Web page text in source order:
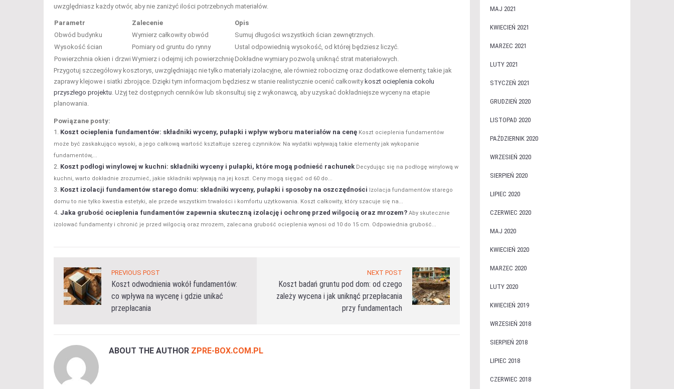
uwzględniasz każdy otwór, aby nie zaniżyć ilości potrzebnych materiałów.
Parametr Zalecenie
Opis
Obwód budynku
Wymierz całkowity obwód
Sumuj długości wszystkich ścian zewnętrznych.
Wysokość ścian
Pomiary od gruntu do rynny
Ustal odpowiednią wysokość, od której będziesz liczyć.
Powierzchnia okien i drzwi Wymierz i odejmij ich powierzchnięDokładne wymiary pozwolą uniknąć strat materiałowych.
Przygotuj szczegółowy kosztorys, uwzględniając nie tylko materiały izolacyjne, ale również robociznę oraz dodatkowe elementy, takie jak
zaprawy klejowe i siatki zbrojące. Dzięki tym informacjom będziesz w stanie realistycznie ocenić całkowity koszt ocieplenia cokołu
przyszłego projektu. Użyj też dostępnych cenników lub skonsultuj się z wykonawcą, aby uzyskać dokładniejsze wyceny na etapie
planowania.
Powiązane posty:
Koszt ocieplenia fundamentów: składniki wyceny, pułapki i wpływ wyboru materiałów na cenę Koszt ocieplenia fundamentów
może być zaskakująco wysoki, a jego całkową wartość kształtuje szereg czynników. Na wydatki wpływają takie elementy jak wykopanie
fundamentów,...
Koszt podłogi winylowej w kuchni: składniki wyceny i pułapki, które mogą podnieść rachunek Decydując się na podłogę winylową w
kuchni, warto dokładnie zrozumieć, jakie składniki wpływają na jej koszt. Ceny mogą sięgać od 60 do...
Koszt izolacji fundamentów starego domu: składniki wyceny, pułapki i sposoby na oszczędności
Izolacja fundamentów starego
domu to nie tylko kwestia estetyki, ale przede wszystkim trwałości i komfortu użytkowania. Koszt całkowity, który szacuje się na...
Jaka grubość ocieplenia fundamentów zapewnia skuteczną izolację i ochronę przed wilgocią oraz mrozem? Aby skutecznie
izolować fundamenty i chronić je przed wilgocią oraz mrozem, zalecana grubość ocieplenia wynosi od 10 do 15 cm. Odpowiednia grubość...
PREVIOUS POST
Koszt odwodnienia wokół fundamentów:
co wpływa na wycenę i gdzie unikać
przepłacania
NEXT POST
Koszt badań gruntu pod dom: od czego
zależy wycena i jak uniknąć przepłacania
przy fundamentach
ABOUT THE AUTHOR ZPRE-BOX.COM.PL
MAJ 2021
KWIECIEŃ 2021
MARZEC 2021
LUTY 2021
STYCZEŃ 2021
GRUDZIEŃ 2020
LISTOPAD 2020
PAŹDZIERNIK 2020
WRZESIEŃ 2020
SIERPIEŃ 2020
LIPIEC 2020
CZERWIEC 2020
MAJ 2020
KWIECIEŃ 2020
MARZEC 2020
LUTY 2020
KWIECIEŃ 2019
WRZESIEŃ 2018
SIERPIEŃ 2018
LIPIEC 2018
CZERWIEC 2018